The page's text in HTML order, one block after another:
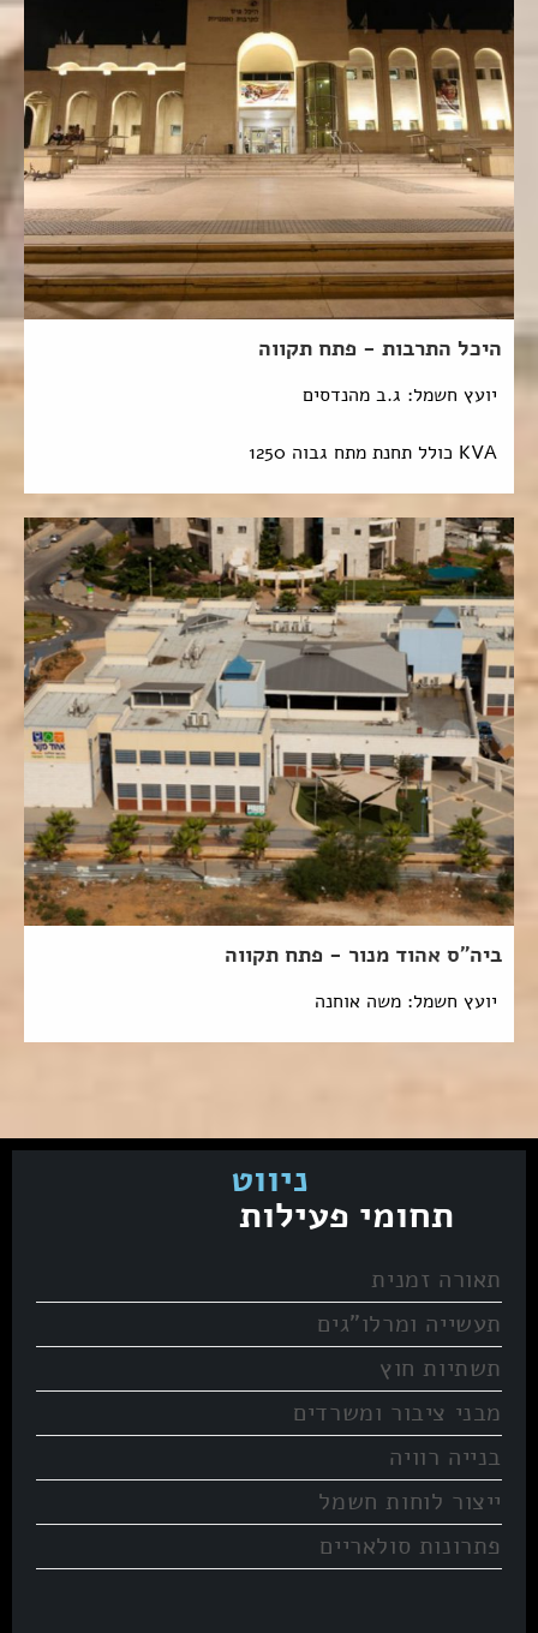
היכל התרבות - פתח תקווה
יועץ חשמל: ג.ב מהנדסים
KVA כולל תחנת מתח גבוה 1250
ביה"ס אהוד מנור - פתח תקווה
יועץ חשמל: משה אוחנה
ניווט
תחומי פעילות
תאורה זמנית
תעשייה ומרלו”גים
תשתיות חוץ
מבני ציבור ומשרדים
בנייה רוויה
ייצור לוחות חשמל
פתרונות סולאריים